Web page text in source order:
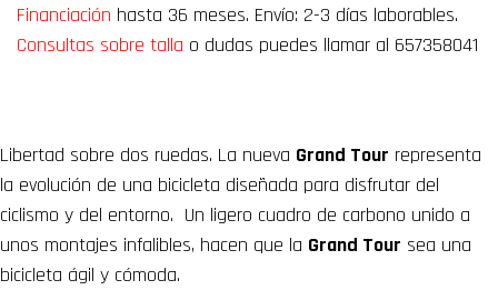
Financiación hasta 36 meses. Envío: 2-3 días laborables.
Consultas sobre talla o dudas puedes llamar al 657358041
Libertad sobre dos ruedas. La nueva Grand Tour representa
la evolución de una bicicleta diseñada para disfrutar del
ciclismo y del entorno. Un ligero cuadro de carbono unido a
unos montajes infalibles, hacen que la Grand Tour sea una
bicicleta ágil y cómoda.